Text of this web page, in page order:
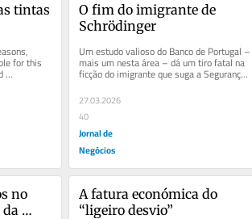
tintas
for this
O fim do imigrante de
Schrödinger
Um estudo valioso do Banco de Portugal –
mais um nesta área – dá um tiro fatal na
ficção do imigrante que suga a Segurança
Social, e, ao...
27.03.2026
40
Jornal de
Negócios
no
A fatura económica do
“ligeiro desvio”